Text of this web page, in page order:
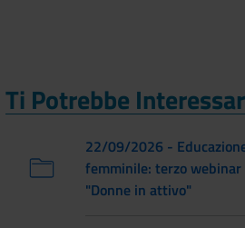
Ti Potrebbe
22/09/2026 -
femminile: terzo
"Donne in attivo"